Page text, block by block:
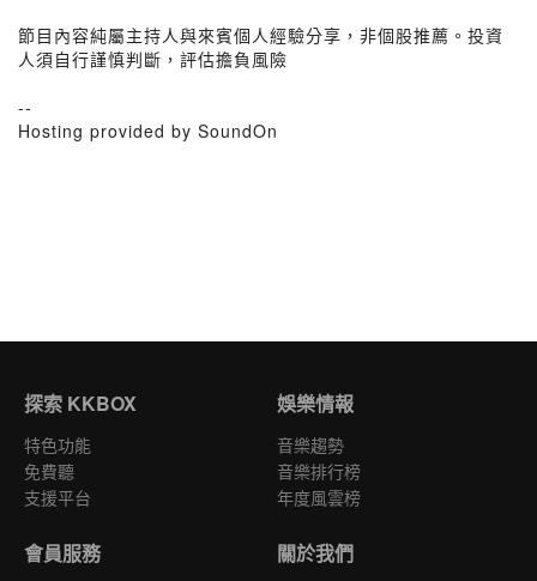
節目內容純屬主持人與來賓個人經驗分享，非個股推薦。投資
人須自行謹慎判斷，評估擔負風險
--
Hosting provided by SoundOn
探索 KKBOX
特色功能
免費聽
支援平台
娛樂情報
音樂趨勢
音樂排行榜
年度風雲榜
會員服務 關於我們